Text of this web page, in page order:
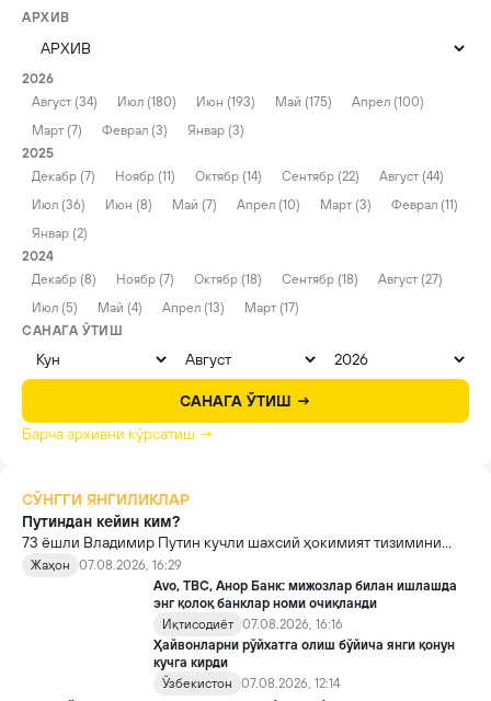
АРХИВ
2026
Август (34)
Июл (180) Июн (193) Май (175)
Апрел (100)
Март (7)
Феврал (3)
Январ (3)
2025
Декабр (7)
Ноябр (11) Октябр (14) Сентябр (22)
Август (44)
Июл (36)
Июн (8) Май (7) Апрел (10) Март (3)
Феврал (11)
Январ (2)
2024
Декабр (8)
Ноябр (7) Октябр (18) Сентябр (18)
Август (27)
Июл (5)
Май (4) Апрел (13)
Март (17)
САНАГА ЎТИШ
САНАГА ЎТИШ →
Барча архивни кўрсатиш →
СЎНГГИ ЯНГИЛИКЛАР
Путиндан кейин ким?
73 ёшли Владимир Путин кучли шахсий ҳокимият тизимини
яратди, аммо ундан кейин ким келиши ва ҳокимиятни
топшириш механизми ҳали ноаниқ. Таҳлилчилар фикрича, бу
Кремлда ворислик жангига олиб келиши мумкин.
Жаҳон
07.08.2026, 16:29
Avo, TBC, Анор Банк: мижозлар билан ишлашда
энг қолоқ банклар номи очиқланди
Иқтисодиёт 07.08.2026, 16:16
Ҳайвонларни рўйхатга олиш бўйича янги қонун
кучга кирди
Ўзбекистон
07.08.2026, 12:14